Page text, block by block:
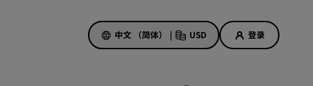
中文 （简体） | USD 登录